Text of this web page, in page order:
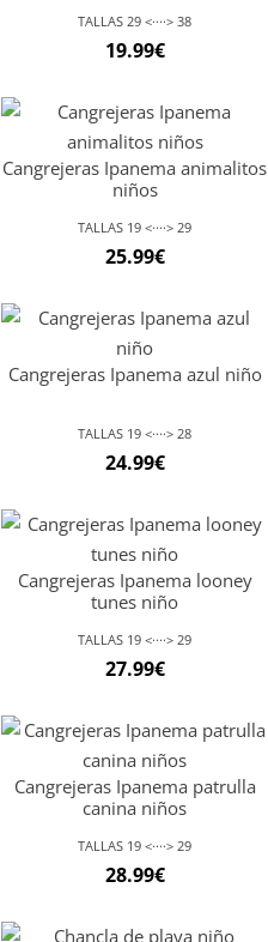
TALLAS 29 <····> 38
19.99€
Cangrejeras Ipanema animalitos
niños
TALLAS 19 <····> 29
25.99€
Cangrejeras Ipanema azul niño
TALLAS 19 <····> 28
24.99€
Cangrejeras Ipanema looney
tunes niño
TALLAS 19 <····> 29
27.99€
Cangrejeras Ipanema patrulla
canina niños
TALLAS 19 <····> 29
28.99€